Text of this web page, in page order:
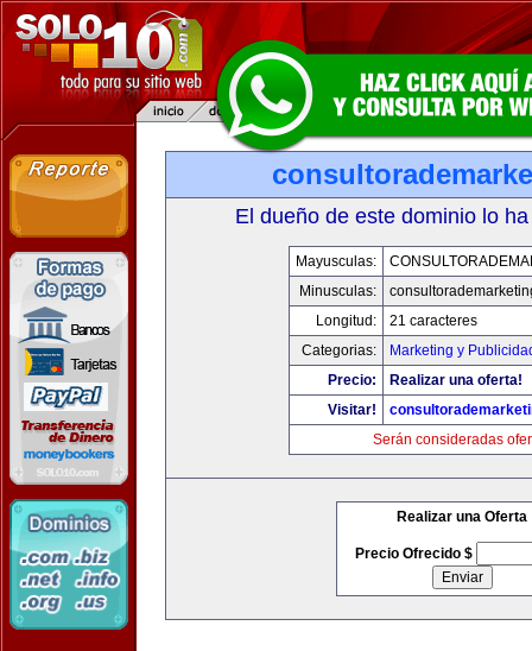
El dueño de este dominio lo
Mayusculas:
Minusculas:
Longitud:
21 caracteres
Categorias:
Marketing y
Precio:
Realizar una oferta!
Visitar!
Serán consideradas
Realizar una Oferta
Precio Ofrecido $